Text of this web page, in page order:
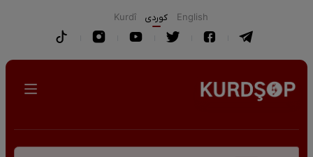
English كوردی Kurdî